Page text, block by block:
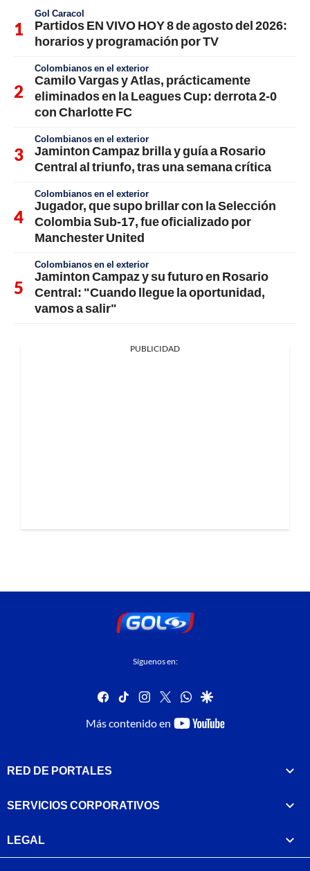
Gol Caracol
Partidos EN VIVO HOY 8 de agosto del 2026:
horarios y programación por TV
Colombianos en el exterior
Camilo Vargas y Atlas, prácticamente
eliminados en la Leagues Cup: derrota 2-0
con Charlotte FC
Colombianos en el exterior
Jaminton Campaz brilla y guía a Rosario
Central al triunfo, tras una semana crítica
Colombianos en el exterior
Jugador, que supo brillar con la Selección
Colombia Sub-17, fue oficializado por
Manchester United
Colombianos en el exterior
Jaminton Campaz y su futuro en Rosario
Central: "Cuando llegue la oportunidad,
vamos a salir"
PUBLICIDAD
Síguenos en:
facebook
tiktok instagram
twitterwhatsapp
google
Más contenido en
youtube-
RED DE PORTALES
SERVICIOS CORPORATIVOS
LEGAL